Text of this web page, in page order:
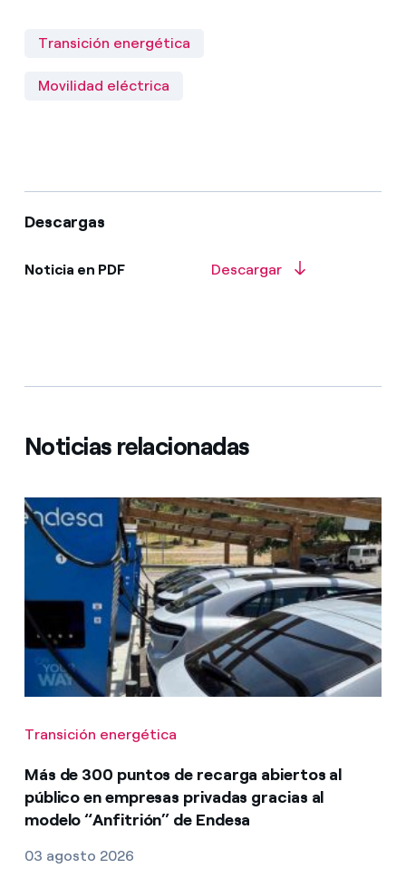
Transición energética
Movilidad eléctrica
Descargas
Noticia en PDF Descargar
Noticias relacionadas
Transición energética
Más de 300 puntos de recarga abiertos al
público en empresas privadas gracias al
modelo “Anfitrión” de Endesa
03 agosto 2026